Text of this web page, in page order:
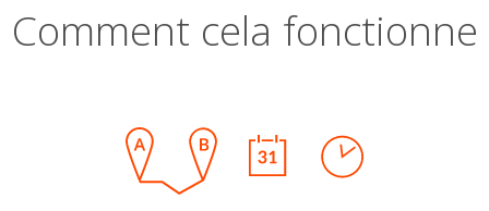
Comment cela fonctionne